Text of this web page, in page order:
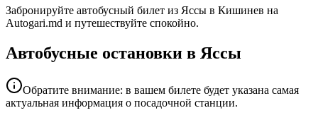
Забронируйте автобусный билет из Яссы в Кишинев на
Autogari.md и путешествуйте спокойно.
Автобусные остановки в Яссы
Обратите внимание: в вашем билете будет указана самая
актуальная информация о посадочной станции.